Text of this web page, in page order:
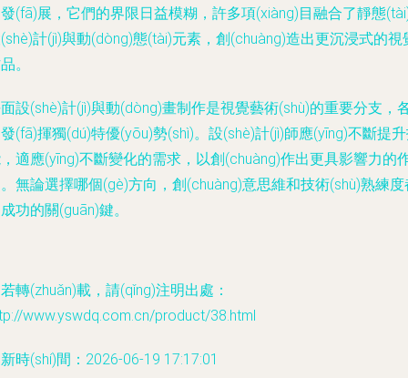
(fā)展，它們的界限日益模糊，許多項(xiàng)目融合了靜態
計(jì)與動(dòng)態(tài)元素，創(chuàng)造出更沉浸式的視
。
設(shè)計(jì)與動(dòng)畫制作是視覺藝術(shù)的重要分支，
(fā)揮獨(dú)特優(yōu)勢(shì)。設(shè)計(jì)師應(yīng)不斷提
適應(yīng)不斷變化的需求，以創(chuàng)作出更具影響力的
無論選擇哪個(gè)方向，創(chuàng)意思維和技術(shù)熟練度
功的關(guān)鍵。
轉(zhuǎn)載，請(qǐng)注明出處：
www.yswdq.com.cn/product/38.html
時(shí)間：2026-06-19 17:17:01